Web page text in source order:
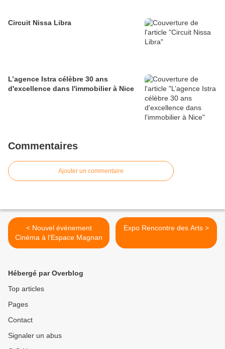
Circuit Nissa Libra
L’agence Istra célèbre 30 ans
d'excellence dans l'immobilier à Nice
Commentaires
Ajouter un commentaire
< Nouvel événement
Cinéma à l’Espace Magnan
Expo Rencontre des Arts >
Hébergé par Overblog
Top articles
Pages
Contact
Signaler un abus